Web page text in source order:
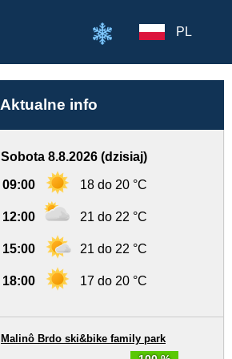
PL
Aktualne info
Sobota 8.8.2026 (dzisiaj)
09:00 18 do 20 °C
12:00 21 do 22 °C
15:00 21 do 22 °C
18:00 17 do 20 °C
Malinô Brdo ski&bike family park